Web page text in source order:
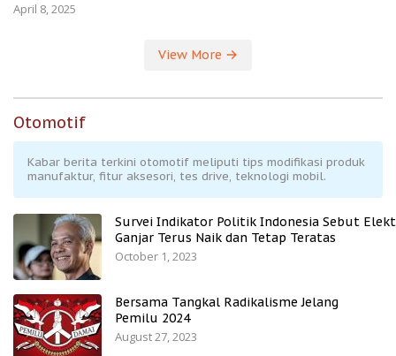
April 8, 2025
View More
Otomotif
Kabar berita terkini otomotif meliputi tips modifikasi produk
manufaktur, fitur aksesori, tes drive, teknologi mobil.
Survei Indikator Politik Indonesia Sebut
Ganjar Terus Naik dan Tetap Teratas
October 1, 2023
Bersama Tangkal Radikalisme Jelang
Pemilu 2024
August 27, 2023